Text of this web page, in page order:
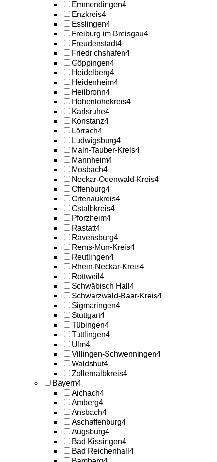
Emmendingen4
Enzkreis4
Esslingen4
Freiburg im Breisgau4
Freudenstadt4
Friedrichshafen4
Göppingen4
Heidelberg4
Heidenheim4
Heilbronn4
Hohenlohekreis4
Karlsruhe4
Konstanz4
Lörrach4
Ludwigsburg4
Main-Tauber-Kreis4
Mannheim4
Mosbach4
Neckar-Odenwald-Kreis4
Offenburg4
Ortenaukreis4
Ostalbkreis4
Pforzheim4
Rastatt4
Ravensburg4
Rems-Murr-Kreis4
Reutlingen4
Rhein-Neckar-Kreis4
Rottweil 4
Schwäbisch Hall 4
Schwarzwald-Baar-Kreis4
Sigmaringen4
Stuttgart4
Tübingen4
Tuttlingen4
Ulm4
Villingen-Schwenningen4
Waldshut4
Zollernalbkreis4
Bayern4
Aichach4
Amberg4
Ansbach4
Aschaffenburg4
Augsburg4
Bad Kissingen4
Bad Reichenhall 4